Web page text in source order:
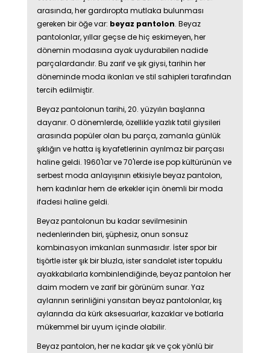
arasında, her gardıropta mutlaka bulunması
gereken bir öğe var: beyaz pantolon. Beyaz
pantolonlar, yıllar geçse de hiç eskimeyen, her
dönemin modasına ayak uydurabilen nadide
parçalardandır. Bu zarif ve şık giysi, tarihin her
döneminde moda ikonları ve stil sahipleri tarafından
tercih edilmiştir.
Beyaz pantolonun tarihi, 20. yüzyılın başlarına
dayanır. O dönemlerde, özellikle yazlık tatil giysileri
arasında popüler olan bu parça, zamanla günlük
şıklığın ve hatta iş kıyafetlerinin ayrılmaz bir parçası
haline geldi. 1960'lar ve 70'lerde ise pop kültürünün ve
serbest moda anlayışının etkisiyle beyaz pantolon,
hem kadınlar hem de erkekler için önemli bir moda
ifadesi haline geldi.
Beyaz pantolonun bu kadar sevilmesinin
nedenlerinden biri, şüphesiz, onun sonsuz
kombinasyon imkanları sunmasıdır. İster spor bir
tişörtle ister şık bir bluzla, ister sandalet ister topuklu
ayakkabılarla kombinlendiğinde, beyaz pantolon her
daim modern ve zarif bir görünüm sunar. Yaz
aylarının serinliğini yansıtan beyaz pantolonlar, kış
aylarında da kürk aksesuarlar, kazaklar ve botlarla
mükemmel bir uyum içinde olabilir.
Beyaz pantolon, her ne kadar şık ve çok yönlü bir